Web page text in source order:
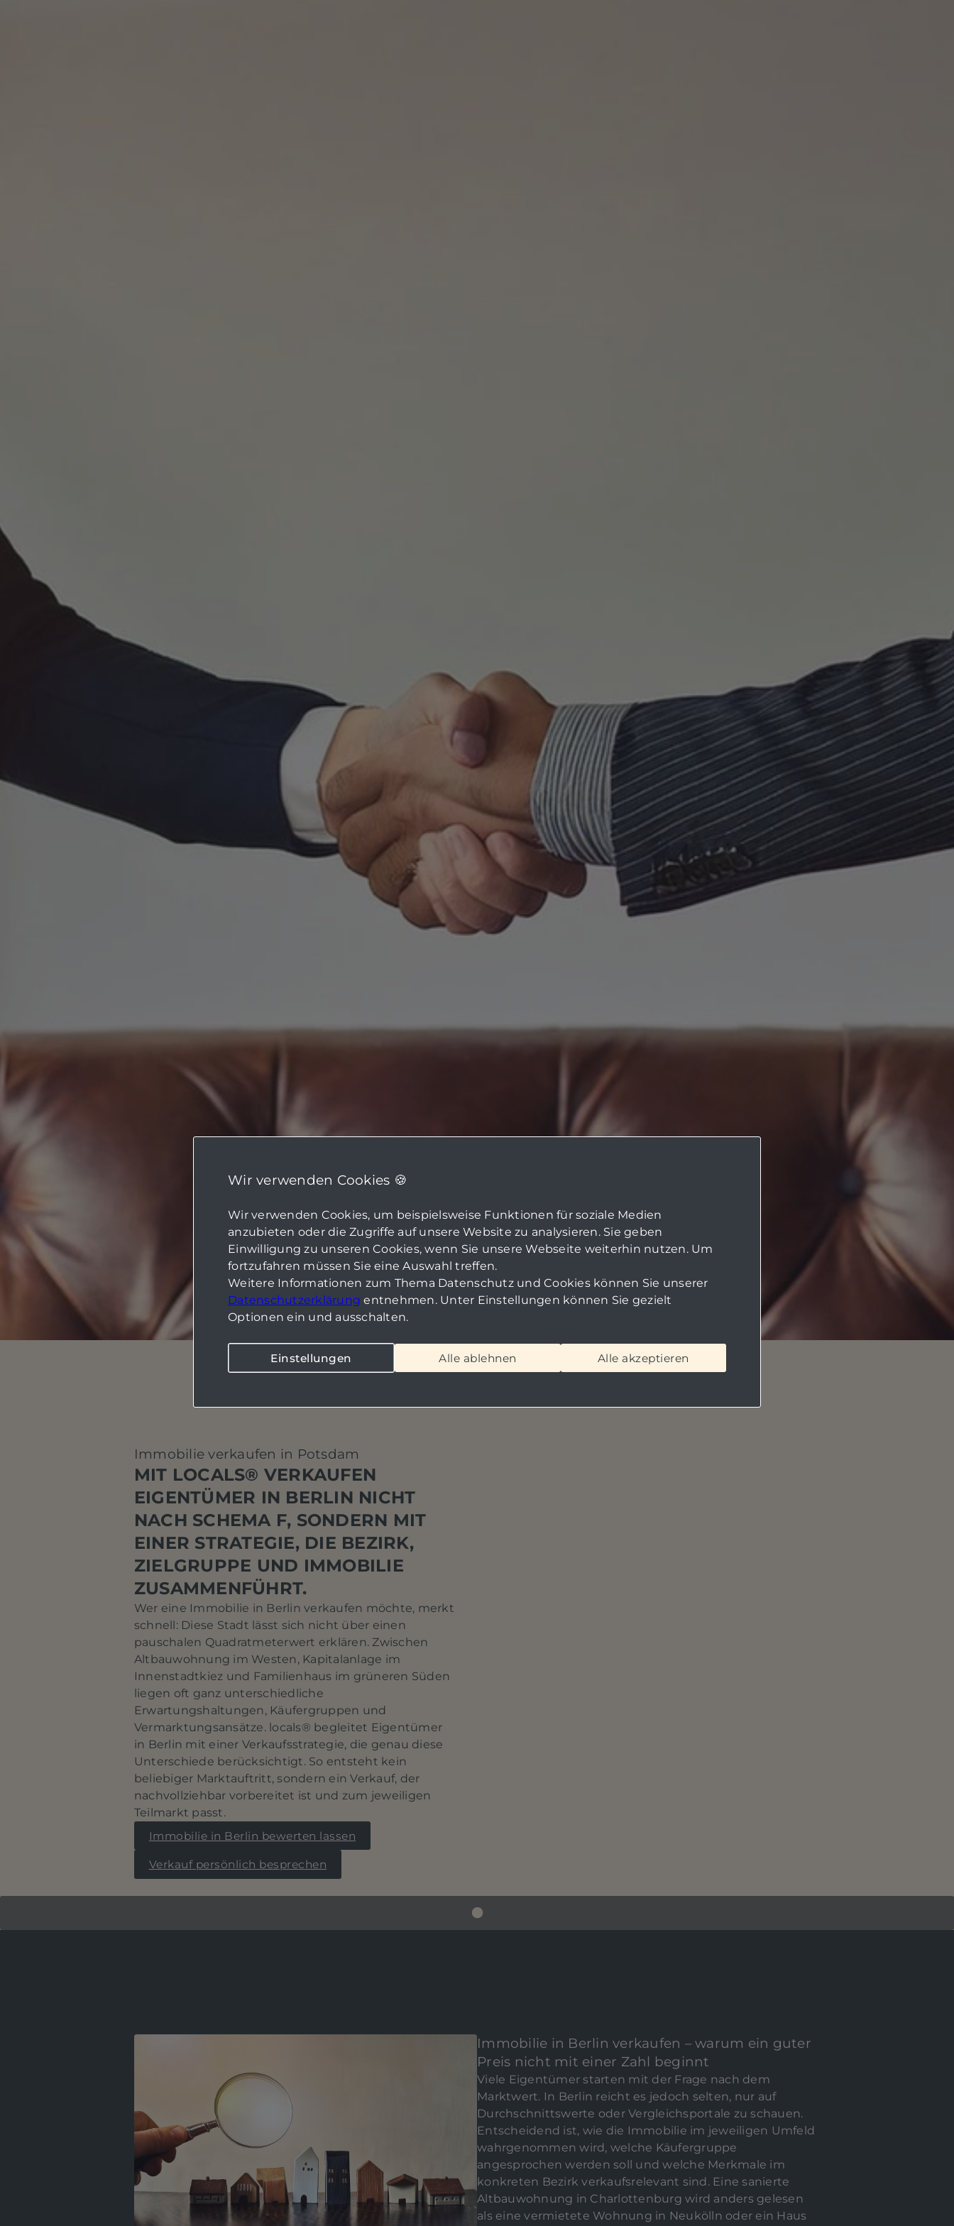
Immobilie verkaufen in Potsdam
MIT LOCALS® VERKAUFEN
EIGENTÜMER IN BERLIN NICHT
NACH SCHEMA F, SONDERN MIT
EINER STRATEGIE, DIE BEZIRK,
ZIELGRUPPE UND IMMOBILIE
ZUSAMMENFÜHRT.
Wer eine Immobilie in Berlin verkaufen möchte, merkt
schnell: Diese Stadt lässt sich nicht über einen
pauschalen Quadratmeterwert erklären. Zwischen
Altbauwohnung im Westen, Kapitalanlage im
Innenstadtkiez und Familienhaus im grüneren Süden
liegen oft ganz unterschiedliche
Erwartungshaltungen, Käufergruppen und
Vermarktungsansätze. locals® begleitet Eigentümer
in Berlin mit einer Verkaufsstrategie, die genau diese
Unterschiede berücksichtigt. So entsteht kein
beliebiger Marktauftritt, sondern ein Verkauf, der
nachvollziehbar vorbereitet ist und zum jeweiligen
Teilmarkt passt.
Immobilie in Berlin bewerten lassen
Verkauf persönlich besprechen
BEWERTEN SIE JETZT IHRE
IMMOBILIE
Externe Dienste / Social
Media
Inhalte aus externen Quellen,
Videoplattformen und Social-
Immobilie in Berlin verkaufen – warum ein guter
Preis nicht mit einer Zahl beginnt
Viele Eigentümer starten mit der Frage nach dem
Marktwert. In Berlin reicht es jedoch selten, nur auf
Durchschnittswerte oder Vergleichsportale zu schauen.
Entscheidend ist, wie die Immobilie im jeweiligen Umfeld
wahrgenommen wird, welche Käufergruppe
angesprochen werden soll und welche Merkmale im
konkreten Bezirk verkaufsrelevant sind. Eine sanierte
Altbauwohnung in Charlottenburg wird anders gelesen
als eine vermietete Wohnung in Neukölln oder ein Haus
Wir verwenden Cookies 🍪
Wir verwenden Cookies, um beispielsweise Funktionen für soziale Medien
anzubieten oder die Zugriffe auf unsere Website zu analysieren. Sie geben
Einwilligung zu unseren Cookies, wenn Sie unsere Webseite weiterhin nutzen. Um
fortzufahren müssen Sie eine Auswahl treffen.
Weitere Informationen zum Thema Datenschutz und Cookies können Sie unserer
Datenschutzerklärung entnehmen. Unter Einstellungen können Sie gezielt
Optionen ein und ausschalten.
Einstellungen Alle ablehnen Alle akzeptieren